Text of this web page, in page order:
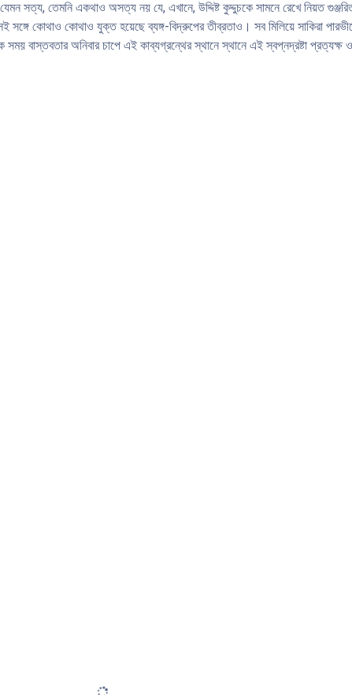
সত্য, তেমনি একথাও অসত্য নয় যে, এখানে, উদ্দিষ্ট কুদ্দুচকে সামনে রেখে নিয়ত
সঙ্গে কোথাও কোথাও যুক্ত হয়েছে ব্যঙ্গ-বিদ্রুপের তীব্রতাও। সব মিলিয়ে সাকিরা
সময় বাস্তবতার অনিবার চাপে এই কাব্যগ্রন্থের স্থানে স্থানে এই স্বপ্নদ্রষ্টা